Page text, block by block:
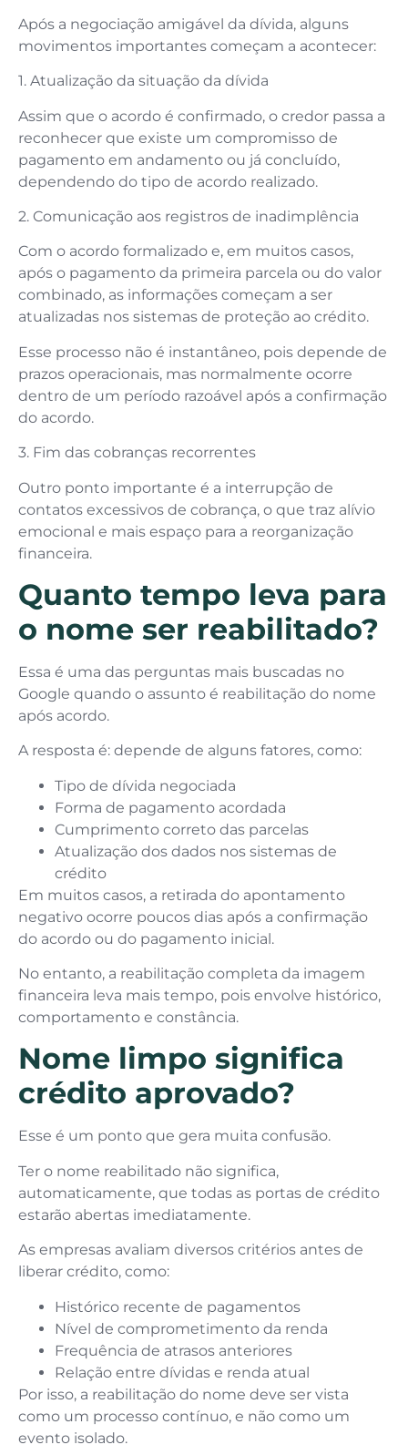
Após a negociação amigável da dívida, alguns
movimentos importantes começam a acontecer:
1. Atualização da situação da dívida
Assim que o acordo é confirmado, o credor passa a
reconhecer que existe um compromisso de
pagamento em andamento ou já concluído,
dependendo do tipo de acordo realizado.
2. Comunicação aos registros de inadimplência
Com o acordo formalizado e, em muitos casos,
após o pagamento da primeira parcela ou do valor
combinado, as informações começam a ser
atualizadas nos sistemas de proteção ao crédito.
Esse processo não é instantâneo, pois depende de
prazos operacionais, mas normalmente ocorre
dentro de um período razoável após a confirmação
do acordo.
3. Fim das cobranças recorrentes
Outro ponto importante é a interrupção de
contatos excessivos de cobrança, o que traz alívio
emocional e mais espaço para a reorganização
financeira.
Quanto tempo leva para
o nome ser reabilitado?
Essa é uma das perguntas mais buscadas no
Google quando o assunto é reabilitação do nome
após acordo.
A resposta é: depende de alguns fatores, como:
Tipo de dívida negociada
Forma de pagamento acordada
Cumprimento correto das parcelas
Atualização dos dados nos sistemas de
crédito
Em muitos casos, a retirada do apontamento
negativo ocorre poucos dias após a confirmação
do acordo ou do pagamento inicial.
No entanto, a reabilitação completa da imagem
financeira leva mais tempo, pois envolve histórico,
comportamento e constância.
Nome limpo significa
crédito aprovado?
Esse é um ponto que gera muita confusão.
Ter o nome reabilitado não significa,
automaticamente, que todas as portas de crédito
estarão abertas imediatamente.
As empresas avaliam diversos critérios antes de
liberar crédito, como:
Histórico recente de pagamentos
Nível de comprometimento da renda
Frequência de atrasos anteriores
Relação entre dívidas e renda atual
Por isso, a reabilitação do nome deve ser vista
como um processo contínuo, e não como um
evento isolado.